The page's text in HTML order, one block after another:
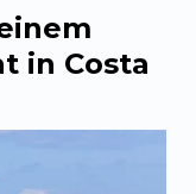
in Costa